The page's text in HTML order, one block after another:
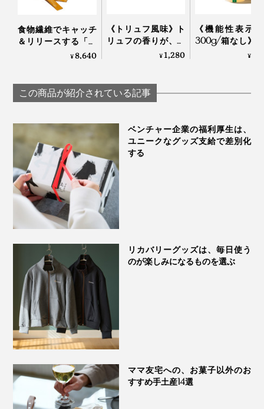
食物繊維でキャッチ
＆リリースする「ト
リプルカッター EXグ
¥8,640
《トリュフ風味》ト
リュフの香りが、旨
みをアップ！サクサ
りしょうゆが、料理
をグンとおいしくす
｜サクサクしょうゆ
アーモンド トリュフ
風味
¥1,280
《機能性表示
300g/箱なし》
値上昇をゆるや
¥
この商品が紹介されている記事
ベンチャー企業の福利厚生は、
ユニークなグッズ支給で差別化
する
リカバリーグッズは、毎日使う
のが楽しみになるものを選ぶ
ママ友宅への、お菓子以外のお
すすめ手土産14選